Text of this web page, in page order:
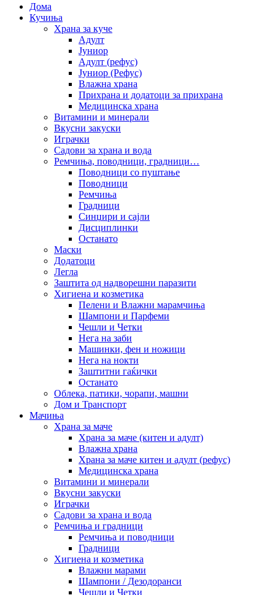
Дома
Кучиња
Храна за куче
Адулт
Јуниор
Адулт (рефус)
Јуниор (Рефус)
Влажна храна
Прихрана и додатоци за прихрана
Медицинска храна
Витамини и минерали
Вкусни закуски
Играчки
Садови за храна и вода
Ремчиња, поводници, градници…
Поводници со пуштање
Поводници
Ремчиња
Градници
Синџири и сајли
Дисциплинки
Останато
Маски
Додатоци
Легла
Заштита од надворешни паразити
Хигиена и козметика
Пелени и Влажни марамчиња
Шампони и Парфеми
Чешли и Четки
Нега на заби
Машинки, фен и ножици
Нега на нокти
Заштитни гаќички
Останато
Облека, патики, чорапи, машни
Дом и Транспорт
Мачиња
Храна за маче
Храна за маче (китен и адулт)
Влажна храна
Храна за маче китен и адулт (рефус)
Медицинска храна
Витамини и минерали
Вкусни закуски
Играчки
Садови за храна и вода
Ремчиња и градници
Ремчиња и поводници
Градници
Хигиена и козметика
Влажни марами
Шампони / Дезодоранси
Чешли и Четки